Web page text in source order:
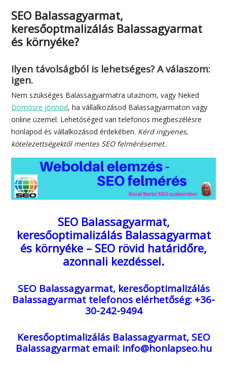
SEO Balassagyarmat,
keresőoptmalizálás Balassagyarmat
és környéke?
Ilyen távolságból is lehetséges? A válaszom:
igen.
Nem szükséges Balassagyarmatra utaznom, vagy Neked
Dömösre jönnöd, ha vállalkozásod Balassagyarmaton vagy
online üzemel. Lehetőséged van telefonos megbeszélésre
honlapod és vállalkozásod érdekében. Kérd ingyenes,
kötelezettségektől mentes SEO felmérésemet.
SEO Balassagyarmat,
keresőoptimalizálás Balassagyarmat
és környéke – SEO rövid határidőre,
azonnali kezdéssel.
SEO Balassagyarmat, keresőoptimalizálás
Balassagyarmat telefonos elérhetőség: +36-
30-242-9494
Keresőoptimalizálás Balassagyarmat, SEO
Balassagyarmat email: info@honlapseo.hu